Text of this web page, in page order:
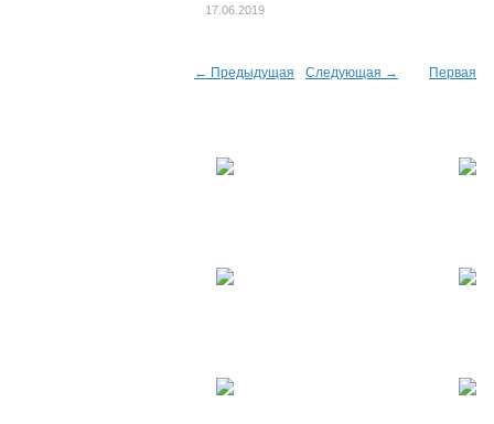
17.06.2019
← Предыдущая Следующая → Первая